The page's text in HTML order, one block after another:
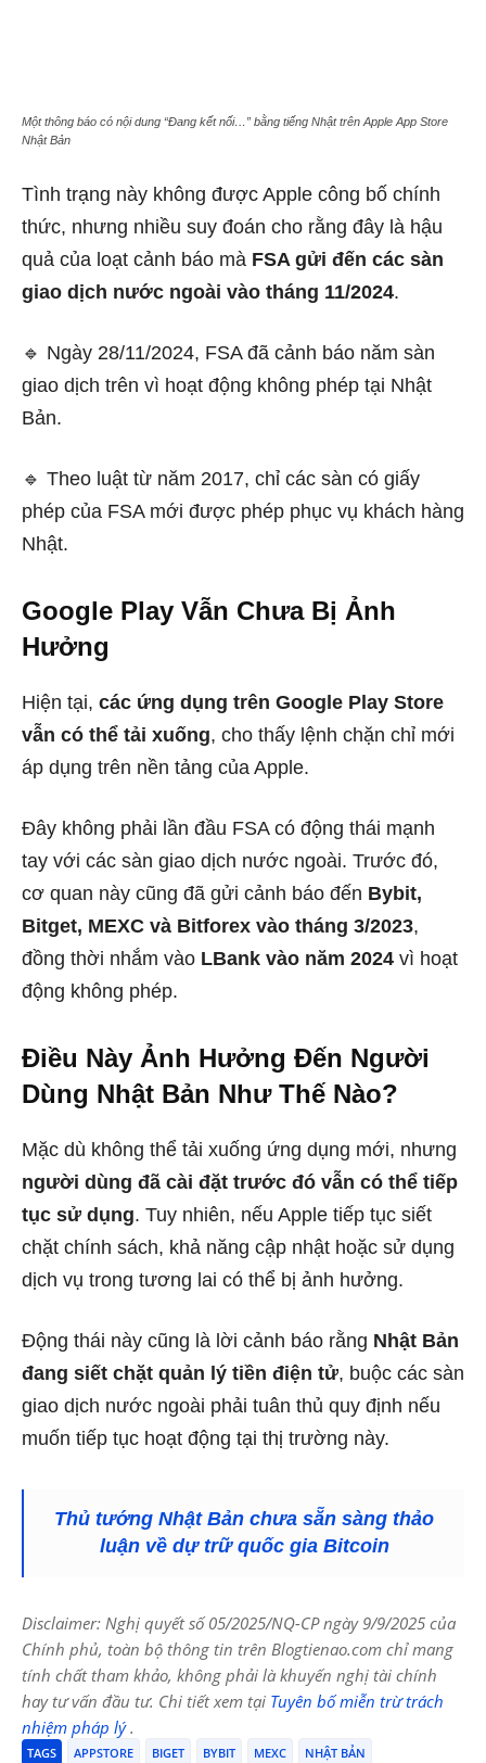
Một thông báo có nội dung “Đang kết nối…” bằng tiếng Nhật trên Apple App Store
Nhật Bản
Tình trạng này không được Apple công bố chính
thức, nhưng nhiều suy đoán cho rằng đây là hậu
quả của loạt cảnh báo mà FSA gửi đến các sàn
giao dịch nước ngoài vào tháng 11/2024.
🔹 Ngày 28/11/2024, FSA đã cảnh báo năm sàn
giao dịch trên vì hoạt động không phép tại Nhật
Bản.
🔹 Theo luật từ năm 2017, chỉ các sàn có giấy
phép của FSA mới được phép phục vụ khách hàng
Nhật.
Google Play Vẫn Chưa Bị Ảnh
Hưởng
Hiện tại, các ứng dụng trên Google Play Store
vẫn có thể tải xuống, cho thấy lệnh chặn chỉ mới
áp dụng trên nền tảng của Apple.
Đây không phải lần đầu FSA có động thái mạnh
tay với các sàn giao dịch nước ngoài. Trước đó,
cơ quan này cũng đã gửi cảnh báo đến Bybit,
Bitget, MEXC và Bitforex vào tháng 3/2023,
đồng thời nhắm vào LBank vào năm 2024 vì hoạt
động không phép.
Điều Này Ảnh Hưởng Đến Người
Dùng Nhật Bản Như Thế Nào?
Mặc dù không thể tải xuống ứng dụng mới, nhưng
người dùng đã cài đặt trước đó vẫn có thể tiếp
tục sử dụng. Tuy nhiên, nếu Apple tiếp tục siết
chặt chính sách, khả năng cập nhật hoặc sử dụng
dịch vụ trong tương lai có thể bị ảnh hưởng.
Động thái này cũng là lời cảnh báo rằng Nhật Bản
đang siết chặt quản lý tiền điện tử, buộc các sàn
giao dịch nước ngoài phải tuân thủ quy định nếu
muốn tiếp tục hoạt động tại thị trường này.
Thủ tướng Nhật Bản chưa sẵn sàng thảo
luận về dự trữ quốc gia Bitcoin
Disclaimer: Nghị quyết số 05/2025/NQ-CP ngày 9/9/2025 của
Chính phủ, toàn bộ thông tin trên Blogtienao.com chỉ mang
tính chất tham khảo, không phải là khuyến nghị tài chính
hay tư vấn đầu tư. Chi tiết xem tại Tuyên bố miễn trừ trách
nhiệm pháp lý.
TAGS APPSTORE BIGET BYBIT MEXC NHẬT BẢN